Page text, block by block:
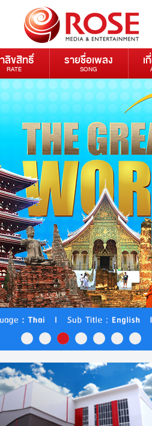
ลิขสิทธิ์
RATE
รายชื่อเพลง
SONG
เ